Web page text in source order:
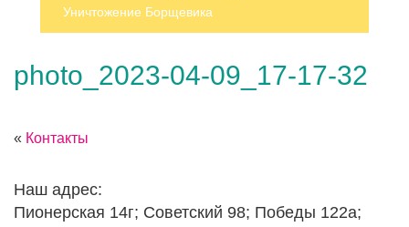
Уничтожение Борщевика
photo_2023-04-09_17-17-32
« Контакты
Наш адрес:
Пионерская 14г; Советский 98; Победы 122а;